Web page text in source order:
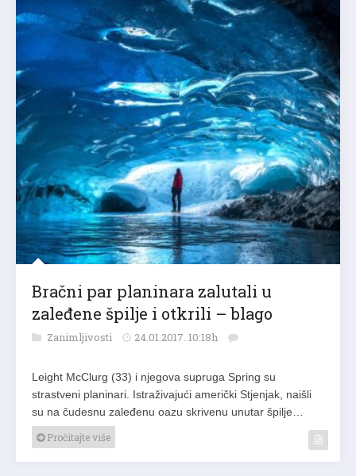
Bračni par planinara zalutali u
zaleđene špilje i otkrili – blago
Zanimljivosti 24.01.2017. 10:18h
Leight McClurg (33) i njegova supruga Spring su
strastveni planinari. Istraživajući američki Stjenjak, naišli
su na čudesnu zaleđenu oazu skrivenu unutar špilje…
Pročitajte više